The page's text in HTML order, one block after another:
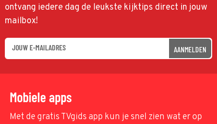
ontvang iedere dag de leukste kijktips direct in jouw
mailbox!
AANMELDEN
Mobiele apps
Met de gratis TVgids app kun je snel zien wat er op